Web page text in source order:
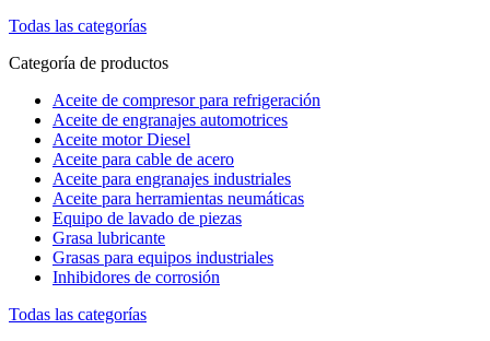
Todas las categorías
Categoría de productos
Aceite de compresor para refrigeración
Aceite de engranajes automotrices
Aceite motor Diesel
Aceite para cable de acero
Aceite para engranajes industriales
Aceite para herramientas neumáticas
Equipo de lavado de piezas
Grasa lubricante
Grasas para equipos industriales
Inhibidores de corrosión
Todas las categorías